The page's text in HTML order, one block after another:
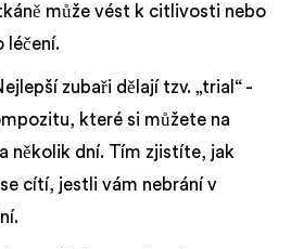
může vést k citlivosti nebo
léčení.
zubaři dělají tzv. „trial“ -
které si můžete na
několik dní. Tím zjistíte, jak
cítí, jestli vám nebrání v